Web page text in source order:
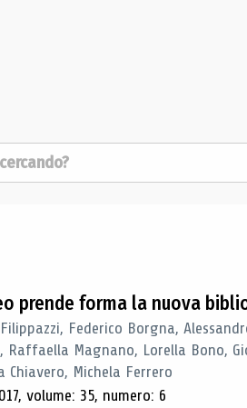
prende forma la nuova
Federico Borgna,
Raffaella Magnano, Lorella Bono,
Chiavero, Michela Ferrero
volume: 35, numero: 6